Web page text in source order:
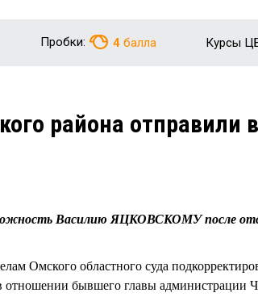
Пробки: 4 балла Курсы
района отправили в
Василию ЯЦКОВСКОМУ после
Омского областного суда
отношении бывшего главы администрации